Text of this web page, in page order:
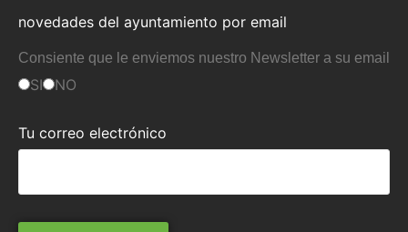
novedades del ayuntamiento por email
Consiente que le enviemos nuestro Newsletter a su email
SI NO
Tu correo electrónico